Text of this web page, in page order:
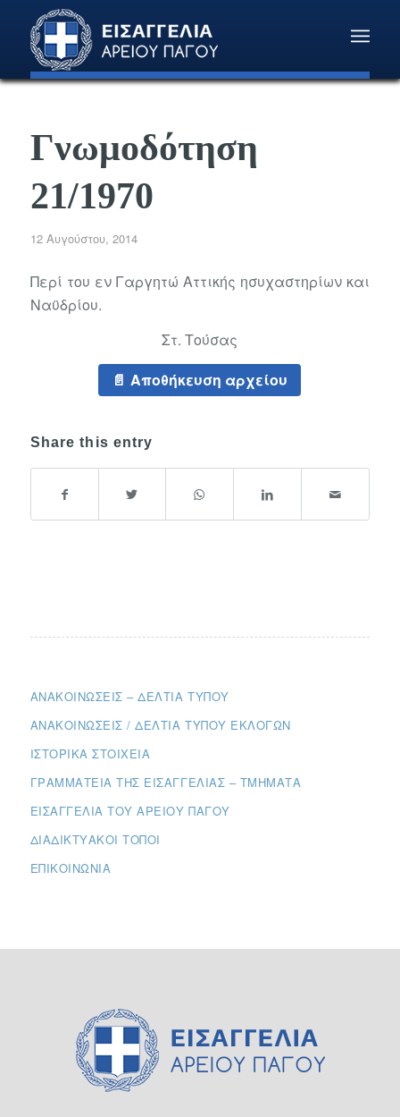
Γνωμοδότηση
21/1970
12 Αυγούστου, 2014
Περί του εν Γαργητώ Αττικής ησυχαστηρίων και
Ναϋδρίου.
Στ. Τούσας
Αποθήκευση αρχείου
Share this entry
ΑΝΑΚΟΙΝΏΣΕΙΣ – ΔΕΛΤΊΑ ΤΎΠΟΥ
ΑΝΑΚΟΙΝΏΣΕΙΣ / ΔΕΛΤΊΑ ΤΎΠΟΥ ΕΚΛΟΓΏΝ
ΙΣΤΟΡΙΚΆ ΣΤΟΙΧΕΊΑ
ΓΡΑΜΜΑΤΕΊΑ ΤΗΣ ΕΙΣΑΓΓΕΛΊΑΣ – ΤΜΉΜΑΤΑ
ΕΙΣΑΓΓΕΛΊΑ ΤΟΥ ΑΡΕΊΟΥ ΠΆΓΟΥ
ΔΙΑΔΙΚΤΥΑΚΟΊ ΤΌΠΟΙ
ΕΠΙΚΟΙΝΩΝΊΑ